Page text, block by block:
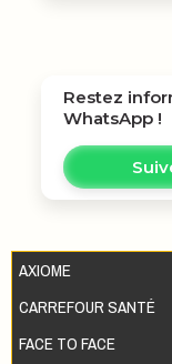
Restez
WhatsApp !
AXIOME
CARREFOUR SANTÉ
FACE TO FACE